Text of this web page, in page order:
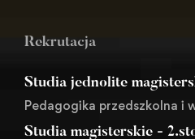
Rekrutacja
Studia jednolite
Pedagogika przedszkolna i
Studia magisterskie -